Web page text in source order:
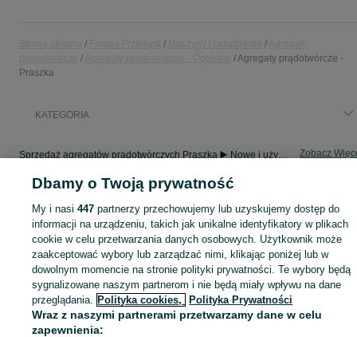
Agregaty prądotwórcze -
Praszka
KATEGORIA
Sprzedaż agregatów prądotwórczych Praszka ▶️ Nowe i używane oferty ✅ Szeroki wybór produktów w atrakcyjnych cenach ✌ Znajdź ogłoszenia na OLX.pl! Zobacz
Mapa miejscowości
Mapa ministron
Popularne wyszukiwania
Dbamy o Twoją prywatność
My i nasi447 partnerzy przechowujemy lub uzyskujemy dostęp do
informacji na urządzeniu, takich jak unikalne identyfikatory w plikach
cookie w celu przetwarzania danych osobowych. Użytkownik może
zaakceptować wybory lub zarządzać nimi, klikając poniżej lub w
dowolnym momencie na stronie polityki prywatności. Te wybory będą
sygnalizowane naszym partnerom i nie będą miały wpływu na dane
przeglądania. Polityka cookies, Polityka Prywatności
Wraz z naszymi partnerami przetwarzamy dane w celu
zapewnienia: